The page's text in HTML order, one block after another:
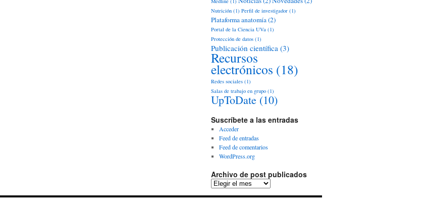
Nutrición (1) Perfil de investigador (1)
Plataforma anatomía(2)
Portal de la Ciencia UVa (1)
Protección de datos (1)
Publicación científica (3)
Recursos
electrónicos (18)
Redes sociales (1)
Salas de trabajo en grupo (1)
UpToDate (10)
Suscríbete a las entradas
Acceder
Feed de entradas
Feed de comentarios
WordPress.org
Archivo de post publicados
Archivo